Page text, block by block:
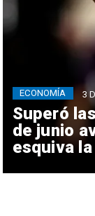
Superó
de junio
esquiva
ECONOMÍA 3